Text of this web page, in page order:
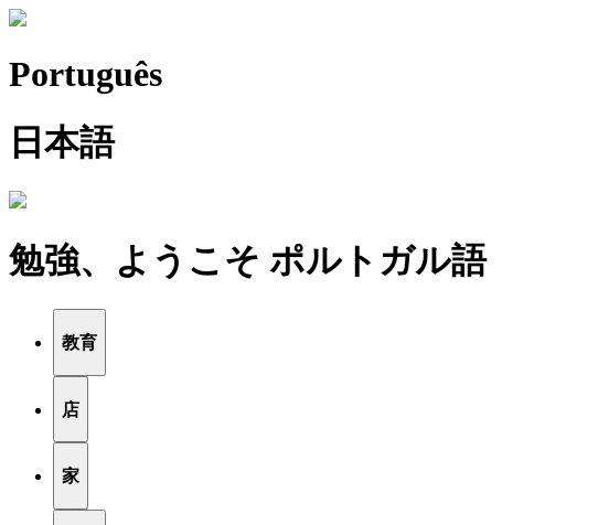
Português
日本語
勉強、ようこそ ポルトガル語
教育
店
家